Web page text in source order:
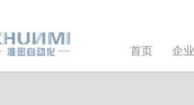
首页 企